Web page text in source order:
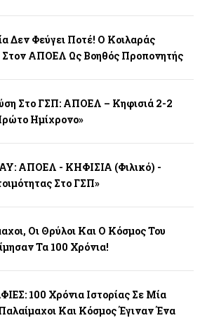
Δεν Φεύγει Ποτέ! Ο Κοιλαράς
Στον ΑΠΟΕΛ Ως Βοηθός Προπονητής
Στο ΓΣΠ: ΑΠΟΕΛ – Κηφισιά 2-2
Ημίχρονο»
ΑΠΟΕΛ - ΚΗΦΙΣΙΑ (φιλικό) -
Στο ΓΣΠ»
Οι Θρύλοι Και Ο Κόσμος Του
Τα 100 Χρόνια!
100 Χρόνια Ιστορίας Σε Μία
Και Κόσμος Έγιναν Ένα